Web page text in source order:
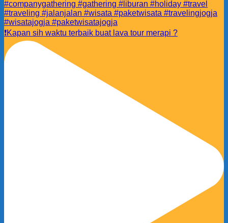
❗️Kapan sih waktu terbaik buat lava tour merapi ?